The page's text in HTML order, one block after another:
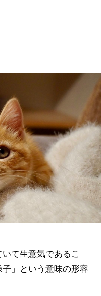
いて生意気であるこ
」という意味の形容